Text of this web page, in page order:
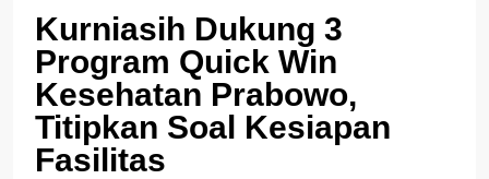
Kurniasih Dukung 3
Program Quick Win
Kesehatan Prabowo,
Titipkan Soal Kesiapan
Fasilitas